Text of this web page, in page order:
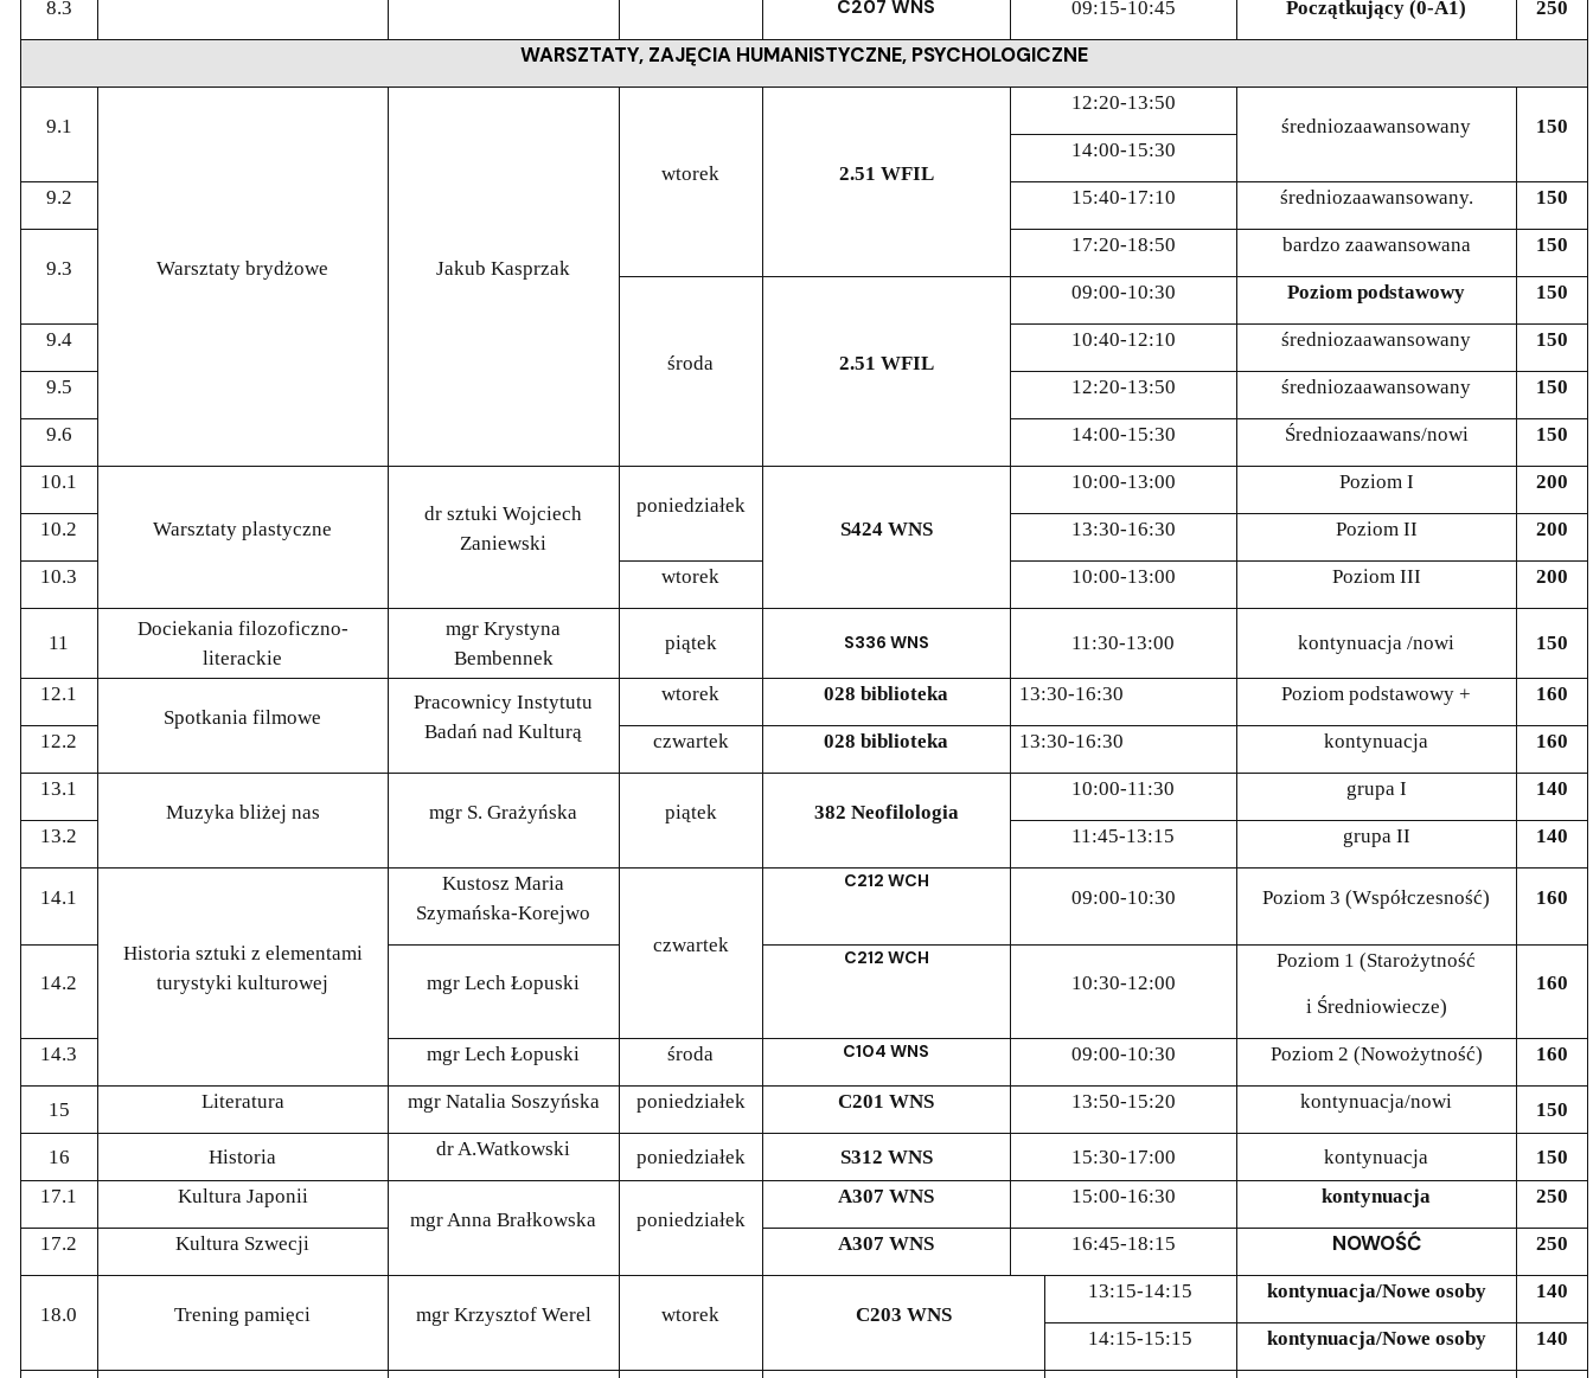
8.3 C207 WNS 09:15-10:45 Początkujący (0-A1) 250
WARSZTATY, ZAJĘCIA HUMANISTYCZNE, PSYCHOLOGICZNE
9.1
Warsztaty brydżowe Jakub Kasprzak
wtorek 2.51 WFIL
12:20-13:50
średniozaawansowany
150
14:00-15:30
9.2 15:40-17:10 średniozaawansowany. 150
9.3
17:20-18:50 bardzo zaawansowana 150
środa 2.51 WFIL
09:00-10:30 Poziom podstawowy 150
9.4 10:40-12:10 średniozaawansowany 150
9.5 12:20-13:50 średniozaawansowany 150
9.6 14:00-15:30 Średniozaawans/nowi 150
10.1
Warsztaty plastyczne
dr sztuki Wojciech
Zaniewski
poniedziałek
S424 WNS
10:00-13:00 Poziom I 200
10.2 13:30-16:30 Poziom II 200
10.3 wtorek 10:00-13:00 Poziom III 200
11
Dociekania filozoficzno-
literackie
mgr Krystyna
Bembennek
piątek S336 WNS 11:30-13:00 kontynuacja /nowi 150
12.1
Spotkania filmowe
Pracownicy Instytutu
Badań nad Kulturą
wtorek 028 biblioteka 13:30-16:30 Poziom podstawowy + 160
12.2 czwartek 028 biblioteka 13:30-16:30 kontynuacja 160
13.1
Muzyka bliżej nas
mgr S. Grażyńska piątek 382 Neofilologia
10:00-11:30 grupa I 140
13.2 11:45-13:15 grupa II 140
14.1
Historia sztuki z elementami
turystyki kulturowej
Kustosz Maria
Szymańska-Korejwo
czwartek
C212 WCH
09:00-10:30 Poziom 3 (Współczesność) 160
14.2 mgr Lech Łopuski
C212 WCH
10:30-12:00
Poziom 1 (Starożytność
i Średniowiecze)
160
14.3 mgr Lech Łopuski środa C104 WNS 09:00-10:30 Poziom 2 (Nowożytność) 160
15 Literatura mgr Natalia Soszyńska poniedziałek C201 WNS 13:50-15:20 kontynuacja/nowi 150
16 Historia dr A.Watkowski poniedziałek S312 WNS 15:30-17:00 kontynuacja
150
17.1
Kultura Japonii
mgr Anna Brałkowska
poniedziałek
A307 WNS 15:00-16:30 kontynuacja 250
17.2 Kultura Szwecji A307 WNS 16:45-18:15 NOWOŚĆ 250
18.0 Trening pamięci mgr Krzysztof Werel wtorek C203 WNS
13:15-14:15 kontynuacja/Nowe osoby 140
14:15-15:15 kontynuacja/Nowe osoby 140